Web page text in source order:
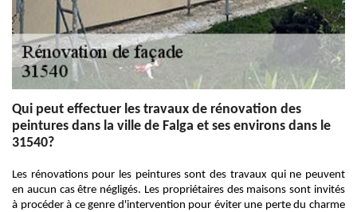
Qui peut effectuer les travaux de rénovation des
peintures dans la ville de Falga et ses environs dans le
31540?
Les rénovations pour les peintures sont des travaux qui ne peuvent
en aucun cas être négligés. Les propriétaires des maisons sont invités
à procéder à ce genre d'intervention pour éviter une perte du charme